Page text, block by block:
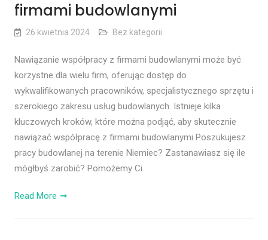
firmami budowlanymi
26 kwietnia 2024 Bez kategorii
Nawiązanie współpracy z firmami budowlanymi może być
korzystne dla wielu firm, oferując dostęp do
wykwalifikowanych pracowników, specjalistycznego sprzętu i
szerokiego zakresu usług budowlanych. Istnieje kilka
kluczowych kroków, które można podjąć, aby skutecznie
nawiązać współpracę z firmami budowlanymi Poszukujesz
pracy budowlanej na terenie Niemiec? Zastanawiasz się ile
mógłbyś zarobić? Pomożemy Ci
Read More